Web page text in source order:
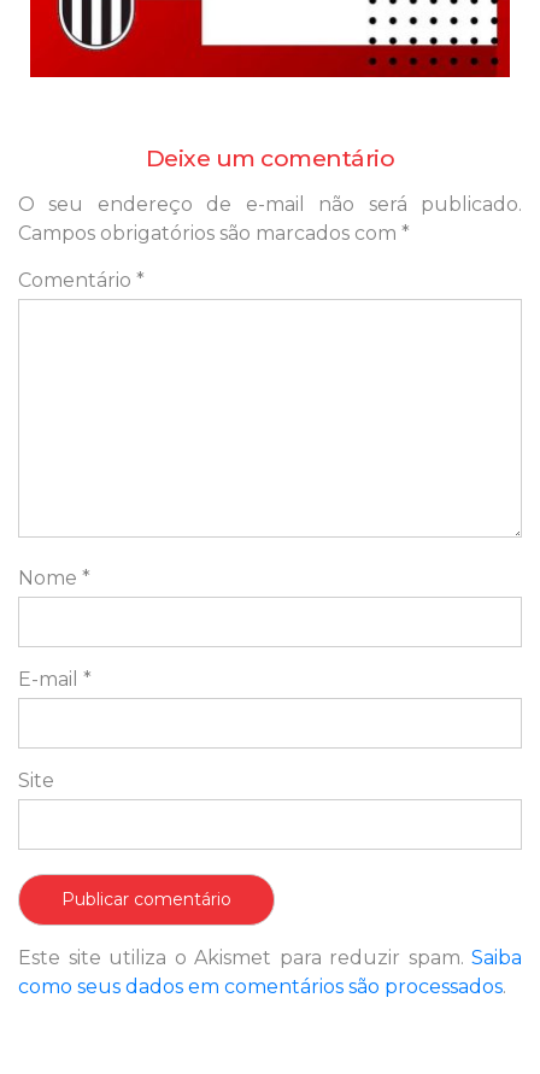
Deixe um comentário
O seu endereço de e-mail não será publicado.
Campos obrigatórios são marcados com *
Comentário *
Nome *
E-mail *
Site
Este site utiliza o Akismet para reduzir spam. Saiba
como seus dados em comentários são processados.